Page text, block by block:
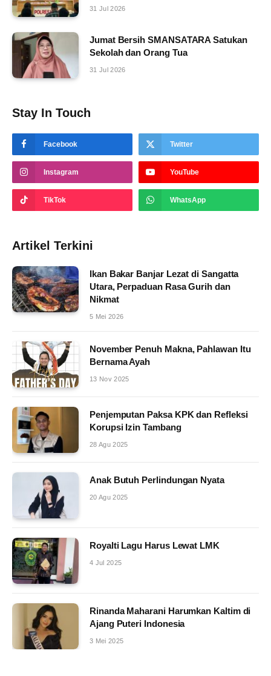
31 Jul 2026
Jumat Bersih SMANSATARA Satukan
Sekolah dan Orang Tua
31 Jul 2026
Stay In Touch
Facebook Twitter
Instagram YouTube
TikTok WhatsApp
Artikel Terkini
Ikan Bakar Banjar Lezat di Sangatta
Utara, Perpaduan Rasa Gurih dan
Nikmat
5 Mei 2026
November Penuh Makna, Pahlawan Itu
Bernama Ayah
13 Nov 2025
Penjemputan Paksa KPK dan Refleksi
Korupsi Izin Tambang
28 Agu 2025
Anak Butuh Perlindungan Nyata
20 Agu 2025
Royalti Lagu Harus Lewat LMK
4 Jul 2025
Rinanda Maharani Harumkan Kaltim di
Ajang Puteri Indonesia
3 Mei 2025